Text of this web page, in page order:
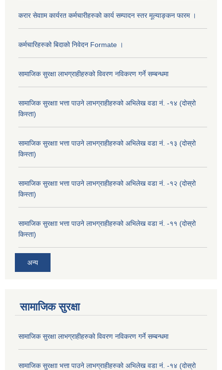
करार सेवााम कार्यरत कर्मचारीहरुको कार्य सम्पादन स्तर मूल्याङ्कन फारम ।
कर्मचारिहरुको बिदाको निवेदन Formate ।
सामाजिक सुरक्षा लाभग्राहीहरुको विवरण नविकरण गर्ने सम्बन्धमा
सामाजिक सुरक्षाा भत्ता पाउने लाभग्राहीहरुको अभिलेख वडा नं. -१४ (दोस्रो
किस्ता)
सामाजिक सुरक्षाा भत्ता पाउने लाभग्राहीहरुको अभिलेख वडा नं. -१३ (दोस्रो
किस्ता)
सामाजिक सुरक्षाा भत्ता पाउने लाभग्राहीहरुको अभिलेख वडा नं. -१२ (दोस्रो
किस्ता)
सामाजिक सुरक्षाा भत्ता पाउने लाभग्राहीहरुको अभिलेख वडा नं. -११ (दोस्रो
किस्ता)
अन्य
सामाजिक सुरक्षा
सामाजिक सुरक्षा लाभग्राहीहरुको विवरण नविकरण गर्ने सम्बन्धमा
सामाजिक सुरक्षाा भत्ता पाउने लाभग्राहीहरुको अभिलेख वडा नं. -१४ (दोस्रो